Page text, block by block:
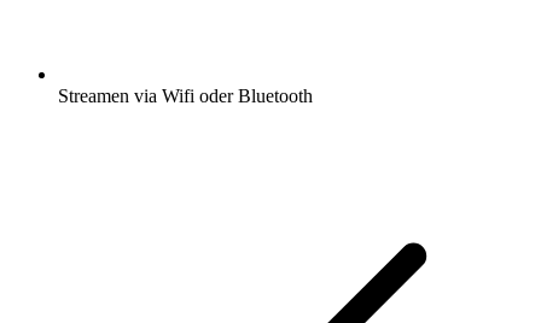
Streamen via Wifi oder Bluetooth